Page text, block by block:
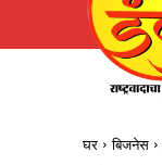
घर बिजनेस